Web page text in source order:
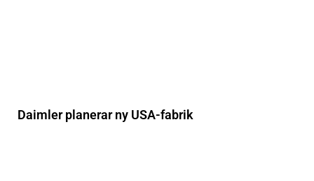
Daimler planerar ny USA-fabrik